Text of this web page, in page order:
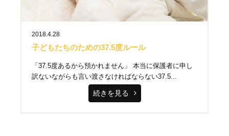
2018.4.28
子どもたちのための37.5度ルール
「37.5度あるから預かれません」 本当に保護者に申し
訳ないながらも言い渡さなければならない37.5...
続きを見る